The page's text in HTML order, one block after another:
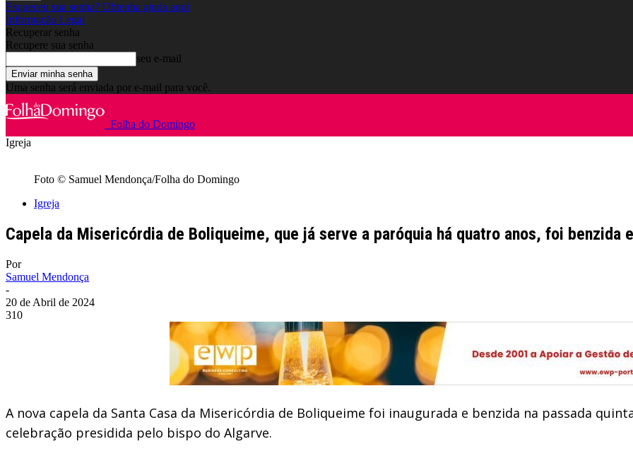
Esqueceu sua senha? Obtenha ajuda aqui
Informação Legal
Recuperar senha
Recupere sua senha
seu e-mail
Uma senha será enviada por e-mail para você.
Folha do Domingo
Igreja
Foto © Samuel Mendonça/Folha do Domingo
Igreja
Capela da Misericórdia de Boliqueime, que já serve a paróquia há quatro anos, foi benzida
Por
Samuel Mendonça
-
20 de Abril de 2024
310
A nova capela da Santa Casa da Misericórdia de Boliqueime foi inaugurada e benzida na passada
celebração presidida pelo bispo do Algarve.